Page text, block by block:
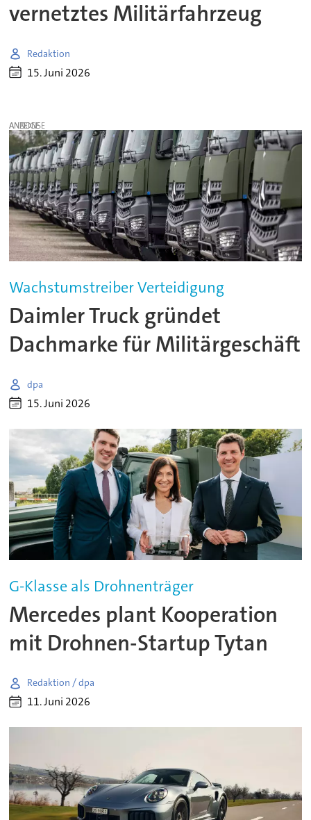
vernetztes Militärfahrzeug
Redaktion
15. Juni 2026
ANZEIGE
Wachstumstreiber Verteidigung
Daimler Truck gründet
Dachmarke für Militärgeschäft
dpa
15. Juni 2026
G-Klasse als Drohnenträger
Mercedes plant Kooperation
mit Drohnen-Startup Tytan
Redaktion / dpa
11. Juni 2026